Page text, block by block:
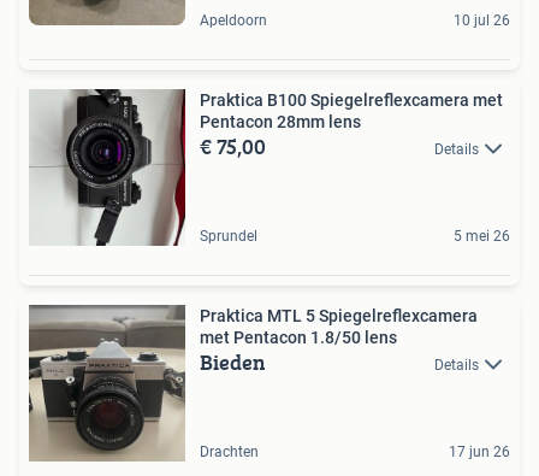
Apeldoorn 10 jul 26
Praktica B100 Spiegelreflexcamera met
Pentacon 28mm lens
€ 75,00 Details
Sprundel 5 mei 26
Praktica MTL 5 Spiegelreflexcamera
met Pentacon 1.8/50 lens
Bieden Details
Drachten 17 jun 26